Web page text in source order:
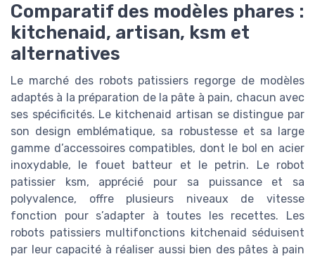
Comparatif des modèles phares :
kitchenaid, artisan, ksm et
alternatives
Le marché des robots patissiers regorge de modèles
adaptés à la préparation de la pâte à pain, chacun avec
ses spécificités. Le kitchenaid artisan se distingue par
son design emblématique, sa robustesse et sa large
gamme d’accessoires compatibles, dont le bol en acier
inoxydable, le fouet batteur et le petrin. Le robot
patissier ksm, apprécié pour sa puissance et sa
polyvalence, offre plusieurs niveaux de vitesse
fonction pour s’adapter à toutes les recettes. Les
robots patissiers multifonctions kitchenaid séduisent
par leur capacité à réaliser aussi bien des pâtes à pain